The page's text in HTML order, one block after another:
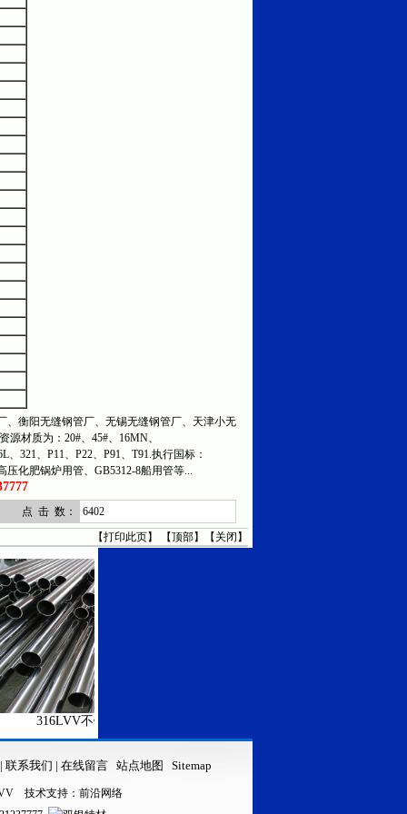
衡阳无缝钢管厂、无锡无缝钢管厂、天津小无
源材质为：20#、45#、16MN、
321、P11、P22、P91、T91.执行国标：
压化肥锅炉用管、GB5312-8船用管等...
点 击 数：
6402
【打印此页】 【顶部】【 关闭 】
不锈钢管
联系我们 | 在线留言 站点地图 Sitemap
技术支持： 前沿网络